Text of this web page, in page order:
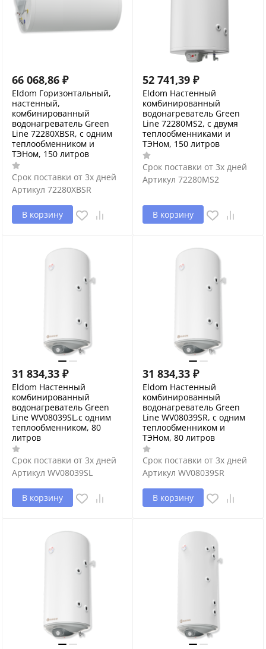
66 068,86 ₽
Eldom Горизонтальный,
настенный,
комбинированный
водонагреватель Green
Line 72280XBSR, с одним
теплообменником и
ТЭНом, 150 литров
Срок поставки от 3х дней
Артикул 72280XBSR
В корзину
52 741,39 ₽
Eldom Настенный
комбинированный
водонагреватель Green
Line 72280MS2, с двумя
теплообменниками и
ТЭНом, 150 литров
Срок поставки от 3х дней
Артикул 72280MS2
В корзину
31 834,33 ₽
Eldom Настенный
комбинированный
водонагреватель Green
Line WV08039SL,с одним
теплообменником, 80
литров
Срок поставки от 3х дней
Артикул WV08039SL
В корзину
31 834,33 ₽
Eldom Настенный
комбинированный
водонагреватель Green
Line WV08039SR, с одним
теплообменником и
ТЭНом, 80 литров
Срок поставки от 3х дней
Артикул WV08039SR
В корзину